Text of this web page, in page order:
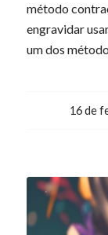
método
engravidar
um dos
16 de